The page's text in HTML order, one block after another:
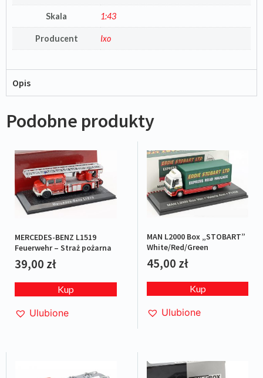
Skala 1:43
Producent Ixo
Opis
Podobne produkty
MERCEDES-BENZ L1519
Feuerwehr – Straż pożarna
39,00 zł
Kup
Ulubione
MAN L2000 Box „STOBART”
White/Red/Green
45,00 zł
Kup
Ulubione